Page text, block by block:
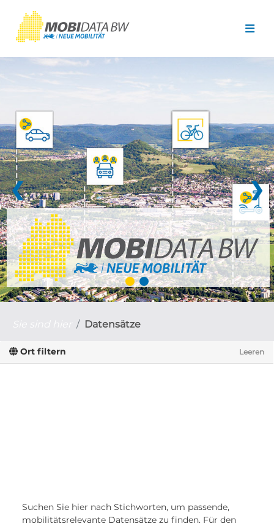
❮ ❯
Datensätze
Ort filtern Leeren
Suchen Sie hier nach Stichworten, um passende,
mobilitätsrelevante Datensätze zu finden. Für den